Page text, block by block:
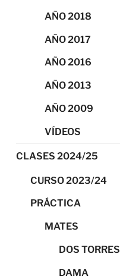
AÑO 2018
AÑO 2017
AÑO 2016
AÑO 2013
AÑO 2009
VÍDEOS
CLASES 2024/25
CURSO 2023/24
PRÁCTICA
MATES
DOS TORRES
DAMA